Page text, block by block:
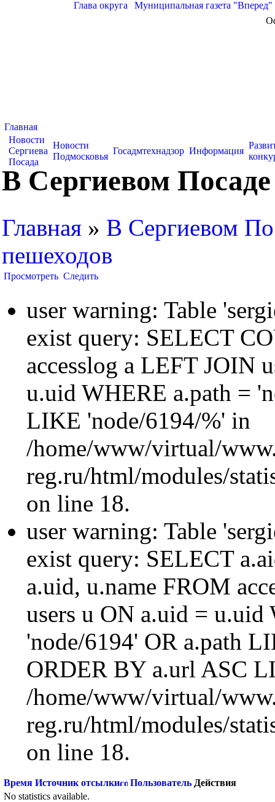
Глава округа Муниципальная газета "Вперед"
Главная
Новости
Сергиева
Посада
Новости
Подмосковья
Госадмтехнадзор Информация
В Сергиевом
Главная » В Сергиевом
пешеходов
Просмотреть Следить
user warning: Table
exist query: SELECT
accesslog a LEFT JOIN
u.uid WHERE a.path =
LIKE 'node/6194/%' in
/home/www/virtual/
reg.ru/html/modules/
on line 18.
user warning: Table
exist query: SELECT
a.uid, u.name FROM
users u ON a.uid = u.uid
'node/6194' OR a.path
ORDER BY a.url ASC
/home/www/virtual/
reg.ru/html/modules/
on line 18.
Время Источник отсылки Пользователь Действия
No statistics available.